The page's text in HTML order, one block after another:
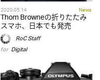
2020.05.14 News
Thom Browneの折りたたみ
スマホ、日本でも発売
RoC Staff
for Digital